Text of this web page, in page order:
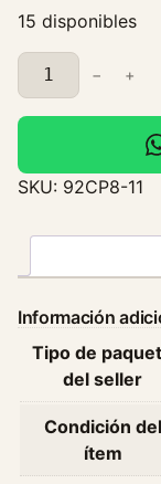
15 disponibles
P
r
e
o
s
t
N
s
− +
SKU: 92CP8-11
Información
Tipo de
del seller
Condición del
ítem